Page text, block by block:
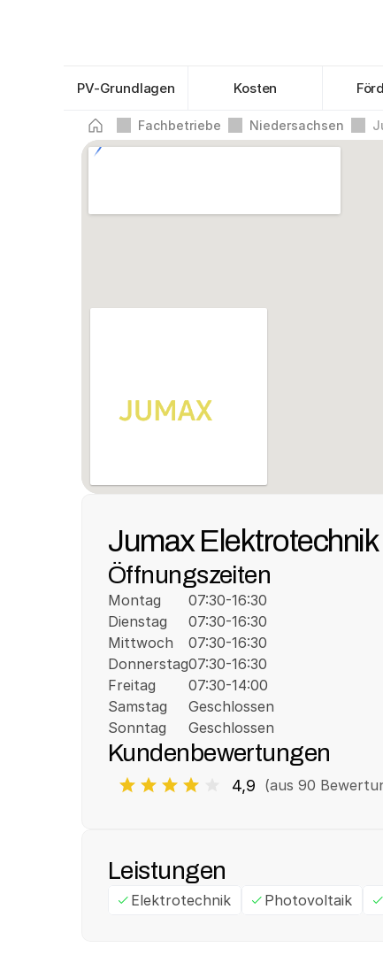
PV-Grundlagen Kosten
Fachbetriebe Niedersachsen
Jumax
Öffnungszeiten
Montag
Dienstag
Mittwoch
Donnerstag
Freitag
Samstag
Sonntag
07:30-16:30
07:30-16:30
07:30-16:30
07:30-16:30
07:30-14:00
Geschlossen
Geschlossen
Kundenbewertungen
4,9 (aus 90
Leistungen
Elektrotechnik Photovoltaik